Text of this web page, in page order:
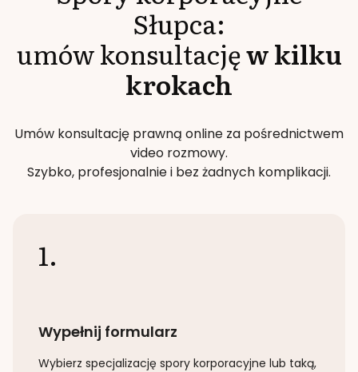
Słupca:
umów konsultacjęw kilku
krokach
Umów konsultację prawną online za pośrednictwem
video rozmowy.
Szybko, profesjonalnie i bez żadnych komplikacji.
1.
Wypełnij formularz
Wybierz specjalizację spory korporacyjne lub taką,